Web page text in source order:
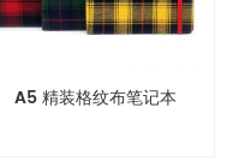
A5 精装格纹布笔记本